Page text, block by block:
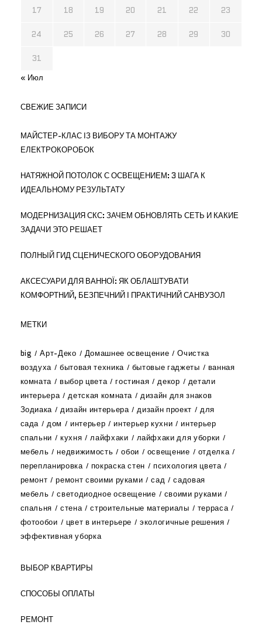
17 18 19 20 21 22 23
24 25 26 27 28 29 30
31
« Июл
СВЕЖИЕ ЗАПИСИ
МАЙСТЕР-КЛАС ІЗ ВИБОРУ ТА МОНТАЖУ
ЕЛЕКТРОКОРОБОК
НАТЯЖНОЙ ПОТОЛОК С ОСВЕЩЕНИЕМ: 3 ШАГА К
ИДЕАЛЬНОМУ РЕЗУЛЬТАТУ
МОДЕРНИЗАЦИЯ СКС: ЗАЧЕМ ОБНОВЛЯТЬ СЕТЬ И КАКИЕ
ЗАДАЧИ ЭТО РЕШАЕТ
ПОЛНЫЙ ГИД СЦЕНИЧЕСКОГО ОБОРУДОВАНИЯ
АКСЕСУАРИ ДЛЯ ВАННОЇ: ЯК ОБЛАШТУВАТИ
КОМФОРТНИЙ, БЕЗПЕЧНИЙ І ПРАКТИЧНИЙ САНВУЗОЛ
МЕТКИ
big Арт-Деко Домашнее освещение
Очистка
воздуха
бытовая техника бытовые гаджеты
ванная
комната
выбор цвета гостиная декор
детали
интерьера
детская комната
дизайн для знаков
Зодиака
дизайн интерьера дизайн проект
для
сада
дом интерьер интерьер кухни
интерьер
спальни
кухня лайфхаки
лайфхаки для уборки
мебель
недвижимость обои освещение
отделка
перепланировка
покраска стен
психология цвета
ремонт
ремонт своими руками сад
садовая
мебель
светодиодное освещение
своими руками
спальня
стена строительные материалы
терраса
фотообои
цвет в интерьере
экологичные решения
эффективная уборка
ВЫБОР КВАРТИРЫ
СПОСОБЫ ОПЛАТЫ
РЕМОНТ